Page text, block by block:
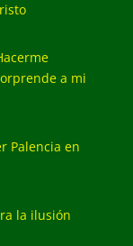
a mi
Palencia en
la ilusión